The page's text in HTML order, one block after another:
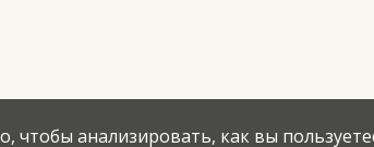
чтобы анализировать, как вы